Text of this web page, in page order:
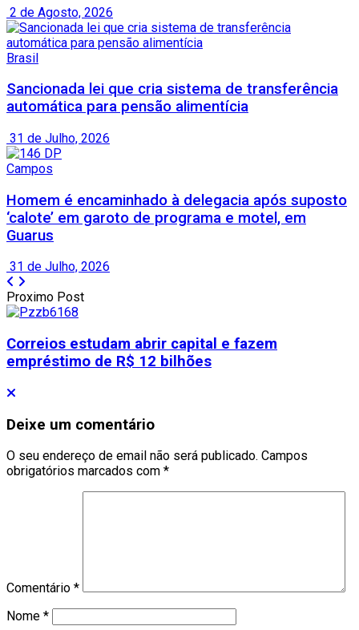
2 de Agosto, 2026
Brasil
Sancionada lei que cria sistema de transferência
automática para pensão alimentícia
31 de Julho, 2026
Campos
Homem é encaminhado à delegacia após suposto
‘calote’ em garoto de programa e motel, em
Guarus
31 de Julho, 2026
Proximo Post
Correios estudam abrir capital e fazem
empréstimo de R$ 12 bilhões
Deixe um comentário
O seu endereço de email não será publicado. Campos
obrigatórios marcados com *
Comentário *
Nome *